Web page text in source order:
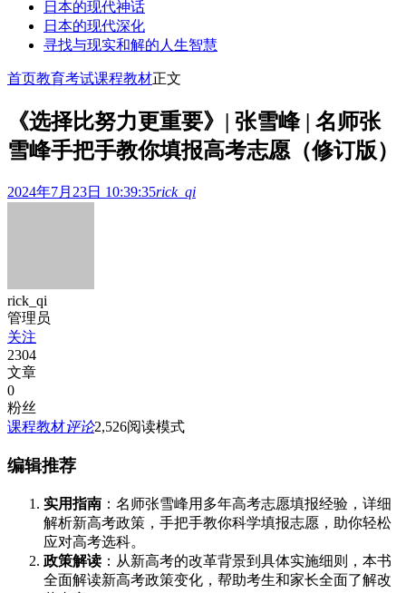
日本的现代神话
日本的现代深化
寻找与现实和解的人生智慧
首页教育考试课程教材正文
《选择比努力更重要》| 张雪峰 | 名师张
雪峰手把手教你填报高考志愿（修订版）
2024年7月23日 10:39:35rick_qi
rick_qi
管理员
关注
2304
文章
0
粉丝
课程教材评论2,526阅读模式
编辑推荐
实用指南 ：名师张雪峰用多年高考志愿填报经验，详细
解析新高考政策，手把手教你科学填报志愿，助你轻松
应对高考选科。
政策解读 ：从新高考的改革背景到具体实施细则，本书
全面解读新高考政策变化，帮助考生和家长全面了解改